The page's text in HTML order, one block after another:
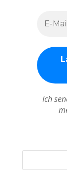
Ich